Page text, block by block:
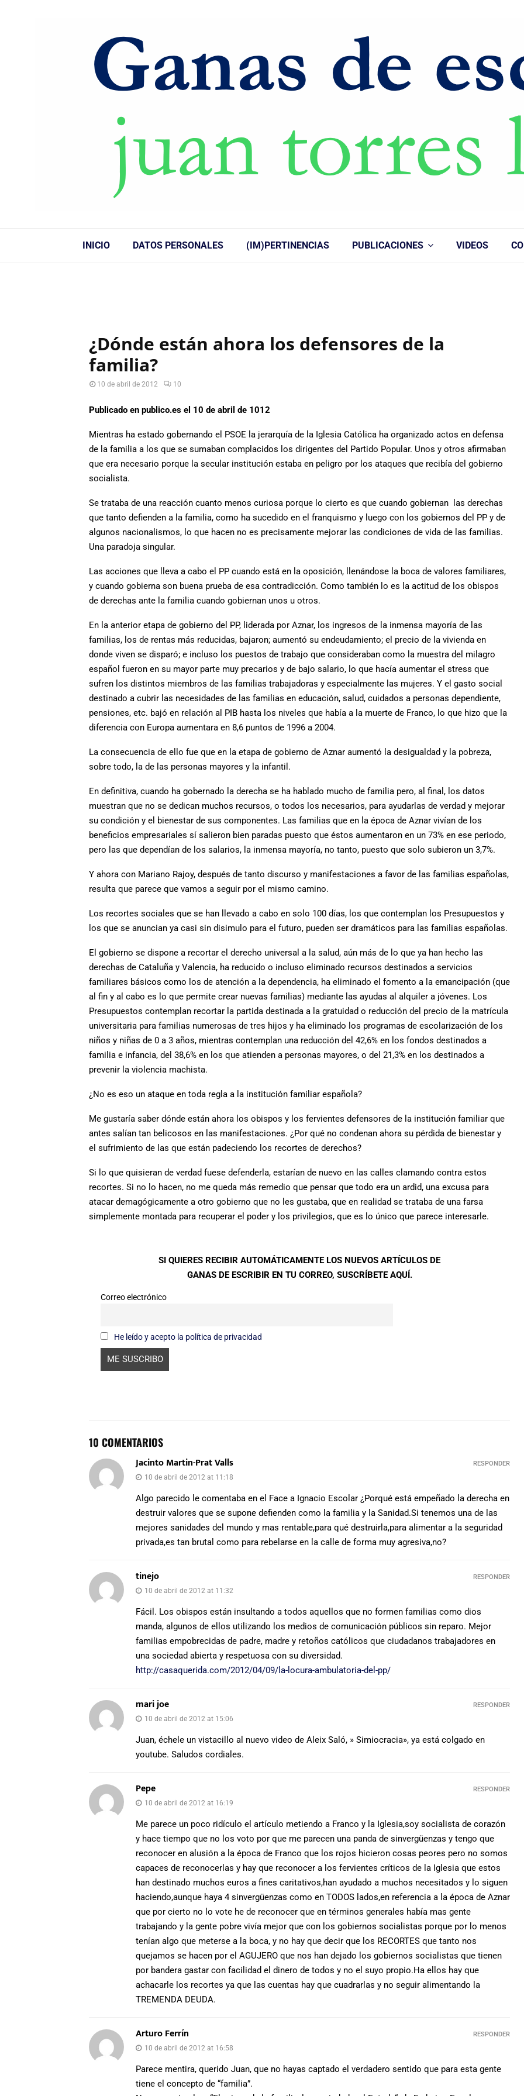
INICIO DATOS PERSONALES (IM)PERTINENCIAS PUBLICACIONES VIDEOS
¿Dónde están ahora los defensores de la
familia?
10 de abril de 2012 10
Publicado en publico.es el 10 de abril de 1012
Mientras ha estado gobernando el PSOE la jerarquía de la Iglesia Católica ha organizado actos en defensa
de la familia a los que se sumaban complacidos los dirigentes del Partido Popular. Unos y otros afirmaban
que era necesario porque la secular institución estaba en peligro por los ataques que recibía del gobierno
socialista.
Se trataba de una reacción cuanto menos curiosa porque lo cierto es que cuando gobiernan las derechas
que tanto defienden a la familia, como ha sucedido en el franquismo y luego con los gobiernos del PP y de
algunos nacionalismos, lo que hacen no es precisamente mejorar las condiciones de vida de las familias.
Una paradoja singular.
Las acciones que lleva a cabo el PP cuando está en la oposición, llenándose la boca de valores familiares,
y cuando gobierna son buena prueba de esa contradicción. Como también lo es la actitud de los obispos
de derechas ante la familia cuando gobiernan unos u otros.
En la anterior etapa de gobierno del PP, liderada por Aznar, los ingresos de la inmensa mayoría de las
familias, los de rentas más reducidas, bajaron; aumentó su endeudamiento; el precio de la vivienda en
donde viven se disparó; e incluso los puestos de trabajo que consideraban como la muestra del milagro
español fueron en su mayor parte muy precarios y de bajo salario, lo que hacía aumentar el stress que
sufren los distintos miembros de las familias trabajadoras y especialmente las mujeres. Y el gasto social
destinado a cubrir las necesidades de las familias en educación, salud, cuidados a personas dependiente,
pensiones, etc. bajó en relación al PIB hasta los niveles que había a la muerte de Franco, lo que hizo que la
diferencia con Europa aumentara en 8,6 puntos de 1996 a 2004.
La consecuencia de ello fue que en la etapa de gobierno de Aznar aumentó la desigualdad y la pobreza,
sobre todo, la de las personas mayores y la infantil.
En definitiva, cuando ha gobernado la derecha se ha hablado mucho de familia pero, al final, los datos
muestran que no se dedican muchos recursos, o todos los necesarios, para ayudarlas de verdad y mejorar
su condición y el bienestar de sus componentes. Las familias que en la época de Aznar vivían de los
beneficios empresariales sí salieron bien paradas puesto que éstos aumentaron en un 73% en ese periodo,
pero las que dependían de los salarios, la inmensa mayoría, no tanto, puesto que solo subieron un 3,7%.
Y ahora con Mariano Rajoy, después de tanto discurso y manifestaciones a favor de las familias españolas,
resulta que parece que vamos a seguir por el mismo camino.
Los recortes sociales que se han llevado a cabo en solo 100 días, los que contemplan los Presupuestos y
los que se anuncian ya casi sin disimulo para el futuro, pueden ser dramáticos para las familias españolas.
El gobierno se dispone a recortar el derecho universal a la salud, aún más de lo que ya han hecho las
derechas de Cataluña y Valencia, ha reducido o incluso eliminado recursos destinados a servicios
familiares básicos como los de atención a la dependencia, ha eliminado el fomento a la emancipación (que
al fin y al cabo es lo que permite crear nuevas familias) mediante las ayudas al alquiler a jóvenes. Los
Presupuestos contemplan recortar la partida destinada a la gratuidad o reducción del precio de la matrícula
universitaria para familias numerosas de tres hijos y ha eliminado los programas de escolarización de los
niños y niñas de 0 a 3 años, mientras contemplan una reducción del 42,6% en los fondos destinados a
familia e infancia, del 38,6% en los que atienden a personas mayores, o del 21,3% en los destinados a
prevenir la violencia machista.
¿No es eso un ataque en toda regla a la institución familiar española?
Me gustaría saber dónde están ahora los obispos y los fervientes defensores de la institución familiar que
antes salían tan belicosos en las manifestaciones. ¿Por qué no condenan ahora su pérdida de bienestar y
el sufrimiento de las que están padeciendo los recortes de derechos?
Si lo que quisieran de verdad fuese defenderla, estarían de nuevo en las calles clamando contra estos
recortes. Si no lo hacen, no me queda más remedio que pensar que todo era un ardid, una excusa para
atacar demagógicamente a otro gobierno que no les gustaba, que en realidad se trataba de una farsa
simplemente montada para recuperar el poder y los privilegios, que es lo único que parece interesarle.
SI QUIERES RECIBIR AUTOMÁTICAMENTE LOS NUEVOS ARTÍCULOS DE
GANAS DE ESCRIBIR EN TU CORREO, SUSCRÍBETE AQUÍ.
Correo electrónico
He leído y acepto la política de privacidad
10 COMENTARIOS
Jacinto Martin-Prat Valls
10 de abril de 2012 at 11:18
Algo parecido le comentaba en el Face a Ignacio Escolar ¿Porqué está empeñado la derecha en
destruir valores que se supone defienden como la familia y la Sanidad.Si tenemos una de las
mejores sanidades del mundo y mas rentable,para qué destruirla,para alimentar a la seguridad
privada,es tan brutal como para rebelarse en la calle de forma muy agresiva,no?
RESPONDER
tinejo
10 de abril de 2012 at 11:32
Fácil. Los obispos están insultando a todos aquellos que no formen familias como dios
manda, algunos de ellos utilizando los medios de comunicación públicos sin reparo. Mejor
familias empobrecidas de padre, madre y retoños católicos que ciudadanos trabajadores en
una sociedad abierta y respetuosa con su diversidad.
http://casaquerida.com/2012/04/09/la-locura-ambulatoria-del-pp/
RESPONDER
mari joe
10 de abril de 2012 at 15:06
Juan, échele un vistacillo al nuevo video de Aleix Saló, » Simiocracia», ya está colgado en
youtube. Saludos cordiales.
RESPONDER
Pepe
10 de abril de 2012 at 16:19
Me parece un poco ridículo el artículo metiendo a Franco y la Iglesia,soy socialista de corazón
y hace tiempo que no los voto por que me parecen una panda de sinvergüenzas y tengo que
reconocer en alusión a la época de Franco que los rojos hicieron cosas peores pero no somos
capaces de reconocerlas y hay que reconocer a los fervientes críticos de la Iglesia que estos
han destinado muchos euros a fines caritativos,han ayudado a muchos necesitados y lo siguen
haciendo,aunque haya 4 sinvergüenzas como en TODOS lados,en referencia a la época de Aznar
que por cierto no lo vote he de reconocer que en términos generales había mas gente
trabajando y la gente pobre vivía mejor que con los gobiernos socialistas porque por lo menos
tenían algo que meterse a la boca, y no hay que decir que los RECORTES que tanto nos
quejamos se hacen por el AGUJERO que nos han dejado los gobiernos socialistas que tienen
por bandera gastar con facilidad el dinero de todos y no el suyo propio.Ha ellos hay que
achacarle los recortes ya que las cuentas hay que cuadrarlas y no seguir alimentando la
TREMENDA DEUDA.
RESPONDER
Arturo Ferrín
10 de abril de 2012 at 16:58
Parece mentira, querido Juan, que no hayas captado el verdadero sentido que para esta gente
tiene el concepto de “familia”.
RESPONDER